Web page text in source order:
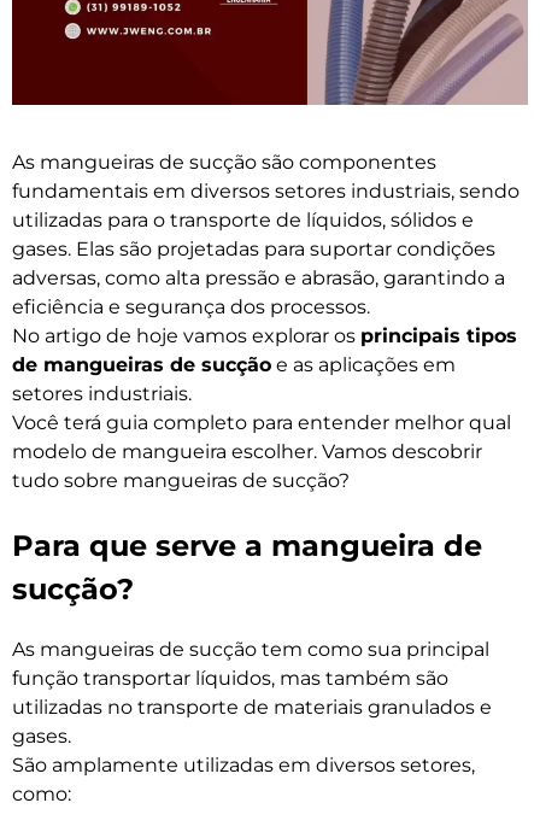
As mangueiras de sucção são componentes
fundamentais em diversos setores industriais, sendo
utilizadas para o transporte de líquidos, sólidos e
gases. Elas são projetadas para suportar condições
adversas, como alta pressão e abrasão, garantindo a
eficiência e segurança dos processos.
No artigo de hoje vamos explorar os principais tipos
de mangueiras de sucção e as aplicações em
setores industriais.
Você terá guia completo para entender melhor qual
modelo de mangueira escolher. Vamos descobrir
tudo sobre mangueiras de sucção?
Para que serve a mangueira de
sucção?
As mangueiras de sucção tem como sua principal
função transportar líquidos, mas também são
utilizadas no transporte de materiais granulados e
gases.
São amplamente utilizadas em diversos setores,
como: